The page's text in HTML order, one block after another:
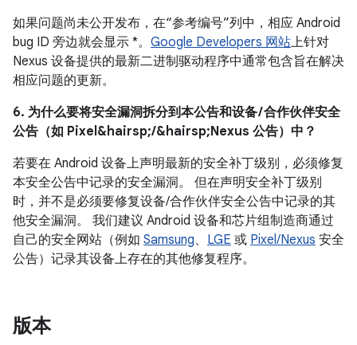
如果问题尚未公开发布，在“参考编号”列中，相应 Android
bug ID 旁边就会显示 *。 Google Developers 网站上针对
Nexus 设备提供的最新二进制驱动程序中通常包含旨在解决
相应问题的更新。
6. 为什么要将安全漏洞拆分到本公告和设备 / 合作伙伴安全
公告（如 Pixel&hairsp;/&hairsp;Nexus 公告）中？
若要在 Android 设备上声明最新的安全补丁级别，必须修复
本安全公告中记录的安全漏洞。 但在声明安全补丁级别
时，并不是必须要修复设备/合作伙伴安全公告中记录的其
他安全漏洞。 我们建议 Android 设备和芯片组制造商通过
自己的安全网站（例如 Samsung、 LGE 或 Pixel/Nexus 安全
公告）记录其设备上存在的其他修复程序。
版本